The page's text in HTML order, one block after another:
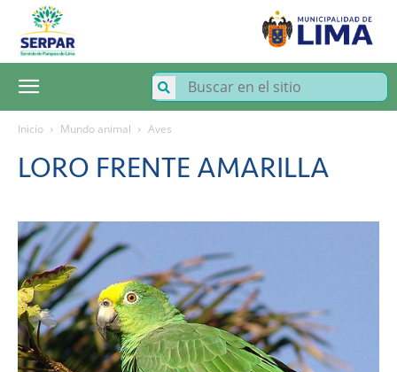
SERPAR
Servicio
de
Parques
Inicio Mundo animal Aves
LORO FRENTE AMARILLA